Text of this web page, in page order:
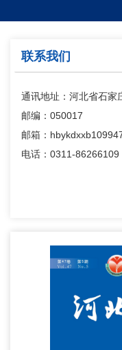
联系我们
通讯地址：河北省石家
邮编：050017
邮箱：
电话：0311-86266109